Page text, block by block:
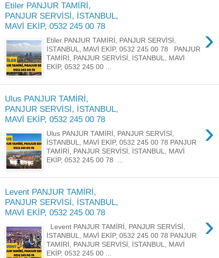
Etiler PANJUR TAMİRİ,
PANJUR SERVİSİ, İSTANBUL,
MAVİ EKİP, 0532 245 00 78
›
Etiler PANJUR TAMİRİ, PANJUR SERVİSİ,
İSTANBUL, MAVİ EKİP, 0532 245 00 78 PANJUR
TAMİRİ, PANJUR SERVİSİ, İSTANBUL, MAVİ
EKİP, 0532 245 00 ...
Ulus PANJUR TAMİRİ,
PANJUR SERVİSİ, İSTANBUL,
MAVİ EKİP, 0532 245 00 78
›
Ulus PANJUR TAMİRİ, PANJUR SERVİSİ,
İSTANBUL, MAVİ EKİP, 0532 245 00 78 PANJUR
TAMİRİ, PANJUR SERVİSİ, İSTANBUL, MAVİ
EKİP, 0532 245 00 78 ...
Levent PANJUR TAMİRİ,
PANJUR SERVİSİ, İSTANBUL,
MAVİ EKİP, 0532 245 00 78
›
Levent PANJUR TAMİRİ, PANJUR SERVİSİ,
İSTANBUL, MAVİ EKİP, 0532 245 00 78 PANJUR
TAMİRİ, PANJUR SERVİSİ, İSTANBUL, MAVİ
EKİP, 0532 245 00 ...